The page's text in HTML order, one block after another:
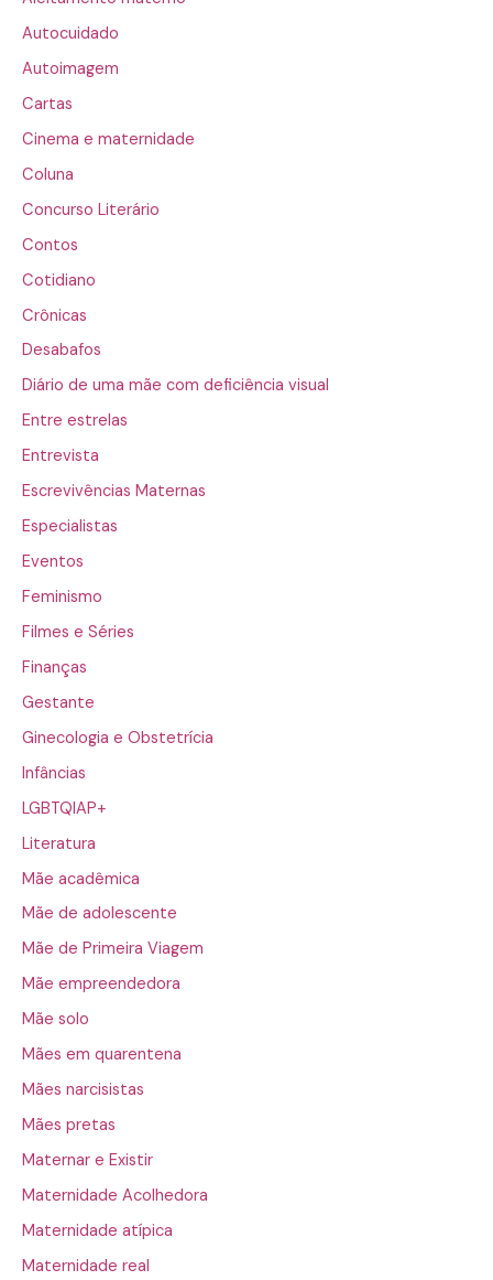
Autocuidado
Autoimagem
Cartas
Cinema e maternidade
Coluna
Concurso Literário
Contos
Cotidiano
Crônicas
Desabafos
Diário de uma mãe com deficiência visual
Entre estrelas
Entrevista
Escrevivências Maternas
Especialistas
Eventos
Feminismo
Filmes e Séries
Finanças
Gestante
Ginecologia e Obstetrícia
Infâncias
LGBTQIAP+
Literatura
Mãe acadêmica
Mãe de adolescente
Mãe de Primeira Viagem
Mãe empreendedora
Mãe solo
Mães em quarentena
Mães narcisistas
Mães pretas
Maternar e Existir
Maternidade Acolhedora
Maternidade atípica
Maternidade real